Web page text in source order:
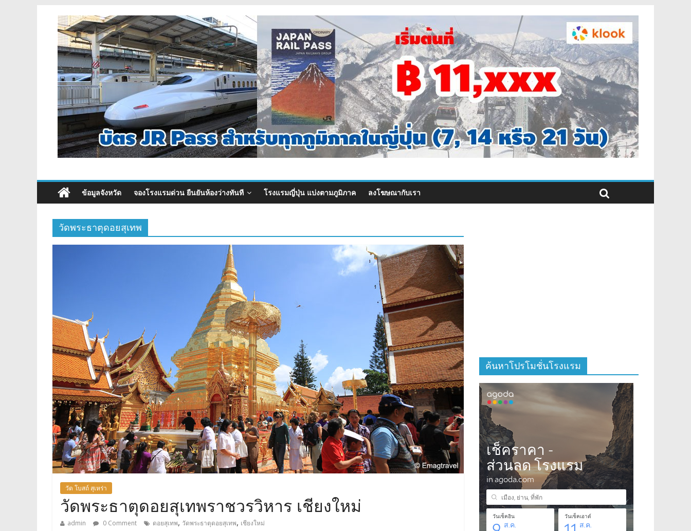
ข้อมูลจังหวัด จองโรงแรมด่วน ยืนยันห้องว่างทันที โรงแรมญี่ปุ่น แบ่งตามภูมิภาค ลงโฆษณากับเรา
วัดพระธาตุดอยสุเทพ
วัด โบสถ์ สุเหร่า
วัดพระธาตุดอยสุเทพราชวรวิหาร เชียงใหม่
admin 0 Comment ดอยสุเทพ, วัดพระธาตุดอยสุเทพ, เชียงใหม่
ค้นหาโปรโมชั่นโรงแรม